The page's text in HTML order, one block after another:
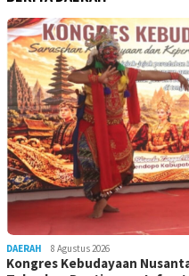
DAERAH 8 Agustus 2026
Kongres Kebudayaan